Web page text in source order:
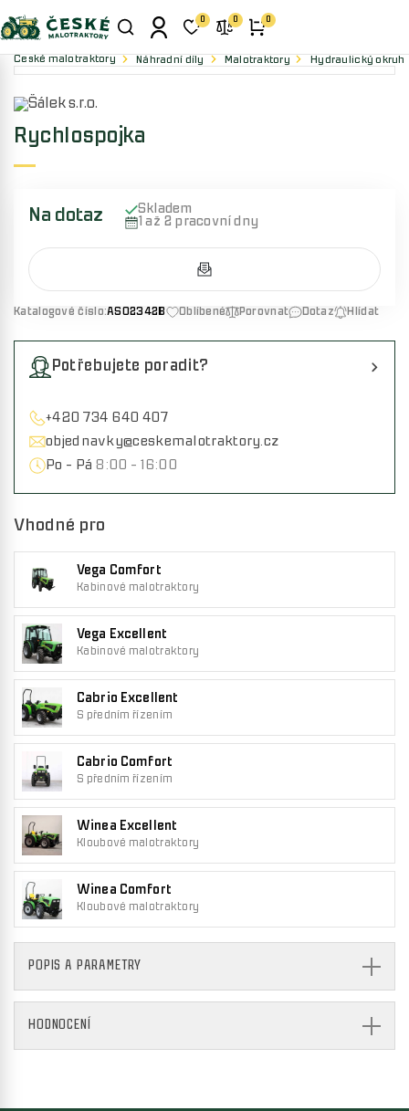
0 0 0
České malotraktory Náhradní díly Malotraktory Hydraulický okruh
Rychlospojka
Na dotaz
Skladem
1 až 2 pracovní dny
Katalogové číslo:AS02342B Oblíbené Porovnat Dotaz Hlídat
Potřebujete poradit?
+420 734 640 407
objednavky@ceskemalotraktory.cz
Po - Pá 8:00 - 16:00
Vhodné pro
Vega Comfort
Kabinové malotraktory
Vega Excellent
Kabinové malotraktory
Cabrio Excellent
S předním řízením
Cabrio Comfort
S předním řízením
Winea Excellent
Kloubové malotraktory
Winea Comfort
Kloubové malotraktory
POPIS A PARAMETRY
HODNOCENÍ